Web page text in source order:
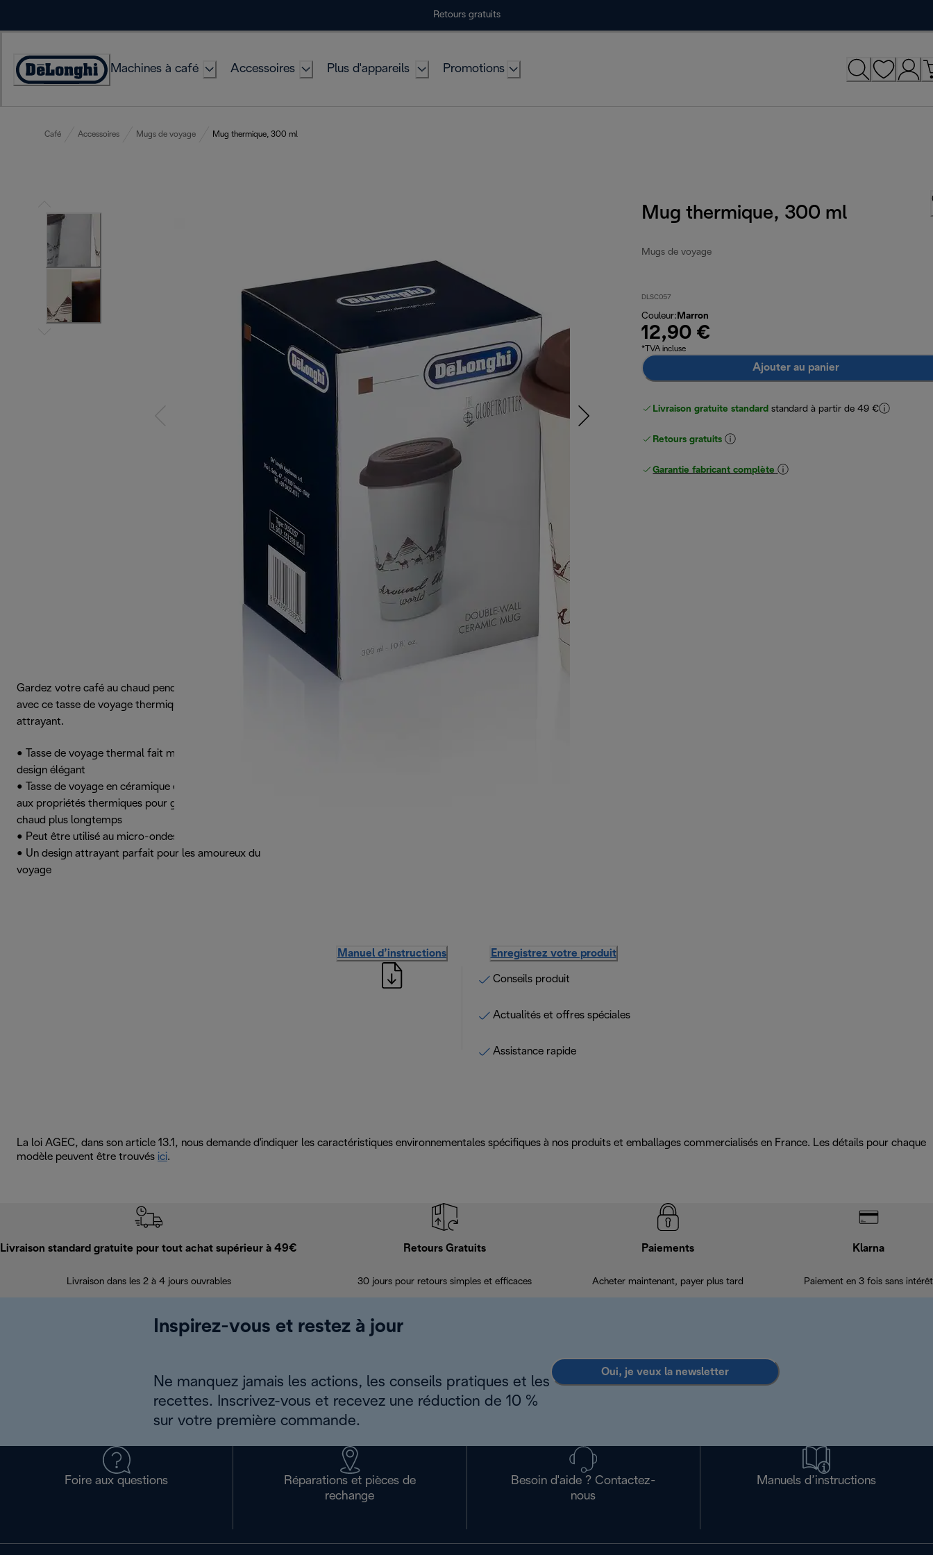
Retours gratuits
Déclaration
Machines à café Accessoires Plus d'appareils Promotions
Café Accessoires Mugs de voyage Mug thermique, 300 ml
Mug thermique, 300 ml
Mugs de voyage
DLSC057
Couleur: Marron
12,90 €
*TVA incluse
Ajouter au panier
Livraison gratuite standard standard à partir de 49 €
Retours gratuits
Garantie fabricant complète
Gardez votre café au chaud pendant vos déplacements
avec ce tasse de voyage thermique en céramique fait main
attrayant.
• Tasse de voyage thermal fait main, à double paroi, et au
design élégant
• Tasse de voyage en céramique et couvercle en silicone
aux propriétés thermiques pour garder votre boisson au
chaud plus longtemps
• Peut être utilisé au micro-ondes et au lave-vaisselle
• Un design attrayant parfait pour les amoureux du
voyage
Manuel d’instructions Enregistrez votre produit
Conseils produit
Actualités et offres spéciales
Assistance rapide
La loi AGEC, dans son article 13.1, nous demande d'indiquer les caractéristiques environnementales spécifiques à nos produits et emballages commercialisés en France. Les détails pour chaque
modèle peuvent être trouvés ici.
Livraison standard gratuite pour tout achat supérieur à 49€
Livraison dans les 2 à 4 jours ouvrables
Retours Gratuits
30 jours pour retours simples et efficaces
Paiements
Acheter maintenant, payer plus tard
Klarna
Paiement en 3 fois sans intérêt
Inspirez-vous et restez à jour
Ne manquez jamais les actions, les conseils pratiques et les
recettes. Inscrivez-vous et recevez une réduction de 10 %
sur votre première commande.
Oui, je veux la newsletter
Foire aux questions
Réparations et pièces de
rechange
Besoin d'aide ? Contactez-
nous
Manuels d’instructions